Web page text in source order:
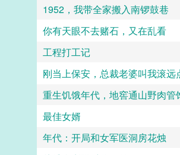
1952，我带全家搬入南锣鼓巷
你有天眼不去赌石，又在乱看
工程打工记
刚当上保安，总裁老婆叫我滚远
重生饥饿年代，地窖通山野肉管
最佳女婿
年代：开局和女军医洞房花烛